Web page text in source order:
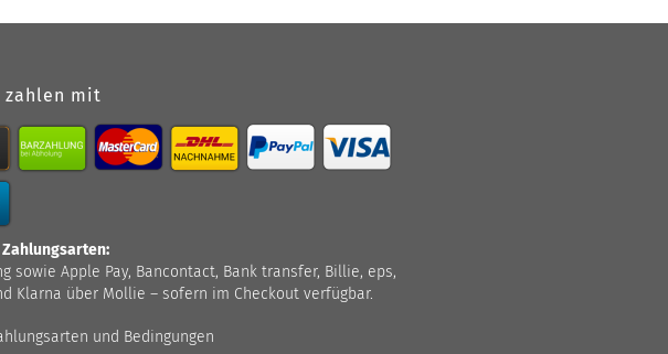
zahlen mit
sowie Apple Pay, Bancontact, Bank transfer, Billie, eps,
Klarna über Mollie – sofern im Checkout verfügbar.
und Bedingungen